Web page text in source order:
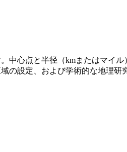
中心点と半径（kmまたはマイ
の設定、および学術的な地理研